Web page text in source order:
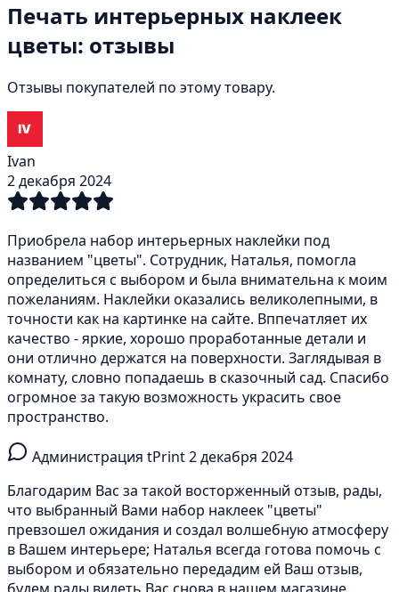
Печать интерьерных наклеек
цветы: отзывы
Отзывы покупателей по этому товару.
Ivan
2 декабря 2024
Приобрела набор интерьерных наклейки под
названием "цветы". Сотрудник, Наталья, помогла
определиться с выбором и была внимательна к моим
пожеланиям. Наклейки оказались великолепными, в
точности как на картинке на сайте. Вппечатляет их
качество - яркие, хорошо проработанные детали и
они отлично держатся на поверхности. Заглядывая в
комнату, словно попадаешь в сказочный сад. Спасибо
огромное за такую возможность украсить свое
пространство.
Администрация tPrint2 декабря 2024
Благодарим Вас за такой восторженный отзыв, рады,
что выбранный Вами набор наклеек "цветы"
превзошел ожидания и создал волшебную атмосферу
в Вашем интерьере; Наталья всегда готова помочь с
выбором и обязательно передадим ей Ваш отзыв,